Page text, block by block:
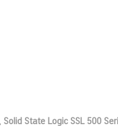
Solid State Logic SSL 500